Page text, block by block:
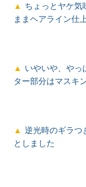
ちょっとヤケ気
ままヘアライン仕
いやいや、やっ
ター部分はマスキ
逆光時のギラつ
としました